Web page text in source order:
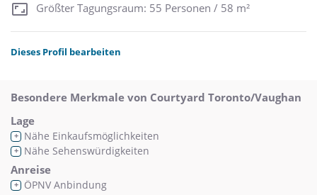
Größter Tagungsraum: 55 Personen / 58 m²
Dieses Profil bearbeiten
Besondere Merkmale von Courtyard Toronto/Vaughan
Lage
+ Nähe Einkaufsmöglichkeiten
+ Nähe Sehenswürdigkeiten
Anreise
+ ÖPNV Anbindung